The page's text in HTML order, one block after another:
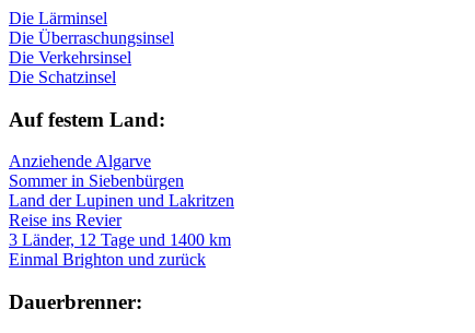
Die Lärminsel
Die Überraschungsinsel
Die Verkehrsinsel
Die Schatzinsel
Auf fe­stem Land:
Anziehende Algarve
Sommer in Siebenbürgen
Land der Lupinen und Lakritzen
Reise ins Revier
3 Länder, 12 Tage und 1400 km
Einmal Brighton und zurück
Dau­er­bren­ner: